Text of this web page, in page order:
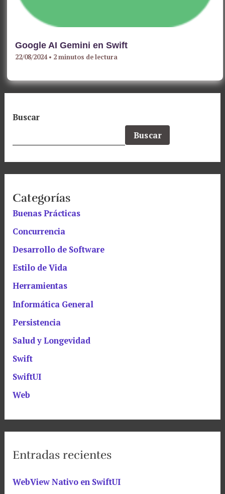
Google AI Gemini en Swift
22/08/2024• 2 minutos de lectura
Buscar
Buscar
Categorías
Buenas Prácticas
Concurrencia
Desarrollo de Software
Estilo de Vida
Herramientas
Informática General
Persistencia
Salud y Longevidad
Swift
SwiftUI
Web
Entradas recientes
WebView Nativo en SwiftUI